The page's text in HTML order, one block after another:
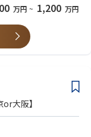
万円 ~ 1,200 万円
大阪】